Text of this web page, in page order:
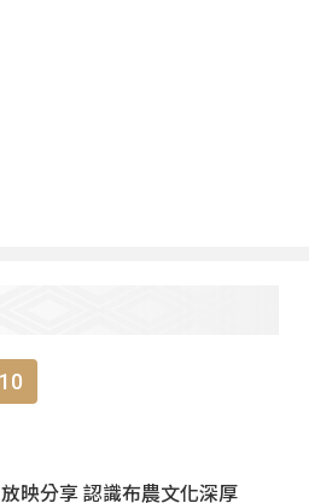
放映分享 認識布農文化深厚